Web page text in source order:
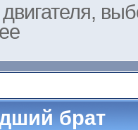
брат